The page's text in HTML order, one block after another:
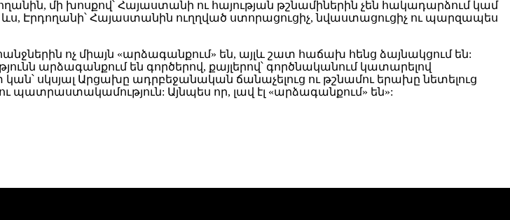
մի խոսքով՝ Հայաստանի ու հայության թշնամիներին չեն հակադարձում կամ
ևս, Էրդողանի՝ Հայաստանին ուղղված ստորացուցիչ, նվաստացուցիչ ու պարզապես
ոչ միայն «արձագանքում» են, այլև շատ հաճախ հենց ձայնակցում են:
արձագանքում են գործերով, քայլերով՝ գործնականում կատարելով
սկսյալ Արցախը ադրբեջանական ճանաչելուց ու թշնամու երախը նետելուց
Այնպես որ, լավ էլ «արձագանքում» են»: